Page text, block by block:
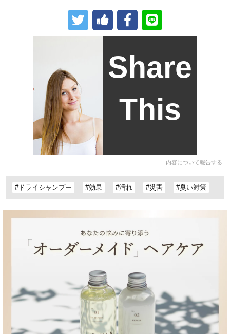
Share
This
内容について報告する
#ドライシャンプー #効果 #汚れ #災害 #臭い対策